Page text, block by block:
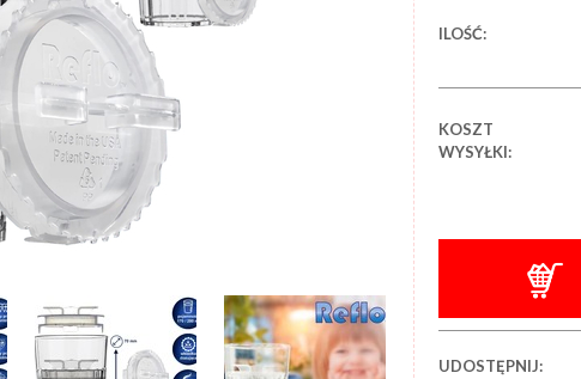
ILOŚĆ:
KOSZT
WYSYŁKI:
UDOSTĘPNIJ: